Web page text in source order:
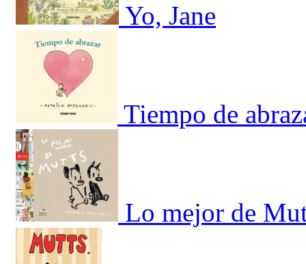
Yo, Jane
Tiempo de
Lo mejor de